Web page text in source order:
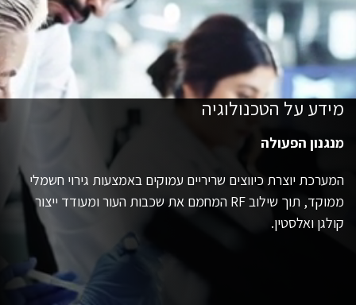
מידע על הטכנולוגיה
מנגנון הפעולה
המערכת יוצרת כיווצים שריריים עמוקים באמצעות גירוי חשמלי
ממוקד, תוך שילוב RF המחמם את שכבות העור ומעודד ייצור
קולגן ואלסטין.